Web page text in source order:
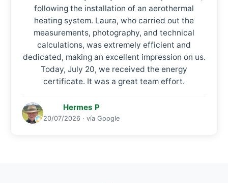
following the installation of an aerothermal
heating system. Laura, who carried out the
measurements, photography, and technical
calculations, was extremely efficient and
dedicated, making an excellent impression on us.
Today, July 20, we received the energy
certificate. It was a great team effort.
Hermes P
20/07/2026 · vía Google